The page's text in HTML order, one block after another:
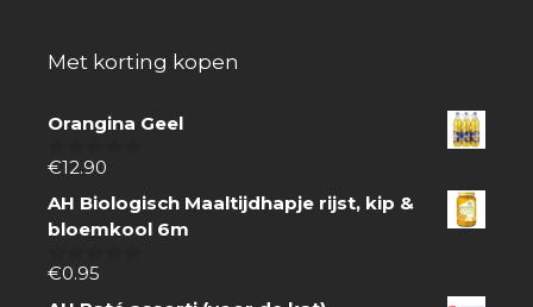
Met korting kopen
Orangina Geel
0
5
€12.90
AH Biologisch Maaltijdhapje rijst, kip &
bloemkool 6m
0
€0.95